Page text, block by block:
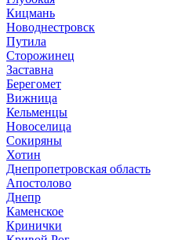
Кицмань
Новоднестровск
Путила
Сторожинец
Заставна
Берегомет
Вижница
Кельменцы
Новоселица
Сокиряны
Хотин
Днепропетровская область
Апостолово
Днепр
Каменское
Кринички